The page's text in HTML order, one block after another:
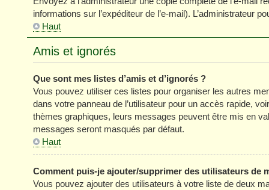
informations sur l’expéditeur de l’e-mail). L’administrateur
Haut
Amis et ignorés
Que sont mes listes d’amis et d’ignorés ?
Vous pouvez utiliser ces listes pour organiser les autres
dans votre panneau de l’utilisateur pour un accès rapide,
thèmes graphiques, leurs messages peuvent être mis en
messages seront masqués par défaut.
Haut
Comment puis-je ajouter/supprimer des utilisateurs de
Vous pouvez ajouter des utilisateurs à votre liste de deux